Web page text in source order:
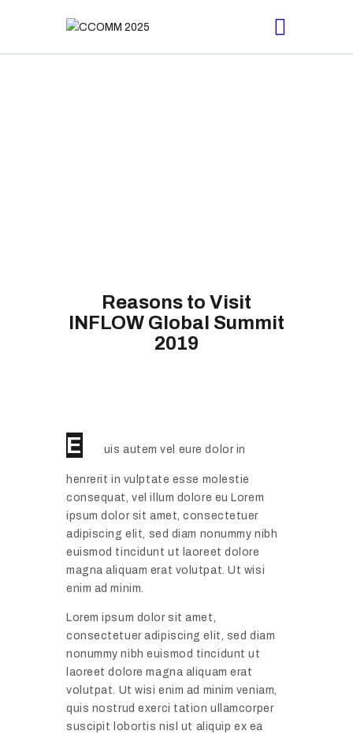
Reasons to Visit
INFLOW Global Summit
2019
E uis autem vel eure dolor in
henrerit in vulptate esse molestie
consequat, vel illum dolore eu Lorem
ipsum dolor sit amet, consectetuer
adipiscing elit, sed diam nonummy nibh
euismod tincidunt ut laoreet dolore
magna aliquam erat volutpat. Ut wisi
enim ad minim.
Lorem ipsum dolor sit amet,
consectetuer adipiscing elit, sed diam
nonummy nibh euismod tincidunt ut
laoreet dolore magna aliquam erat
volutpat. Ut wisi enim ad minim veniam,
quis nostrud exerci tation ullamcorper
suscipit lobortis nisl ut aliquip ex ea